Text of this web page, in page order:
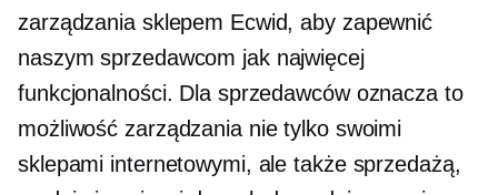
zarządzania sklepem Ecwid, aby zapewnić
naszym sprzedawcom jak najwięcej
funkcjonalności. Dla sprzedawców oznacza to
możliwość zarządzania nie tylko swoimi
sklepami internetowymi, ale także sprzedażą,